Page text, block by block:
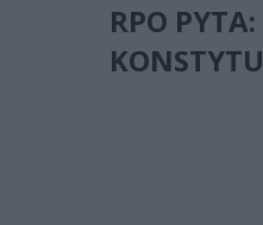
RPO